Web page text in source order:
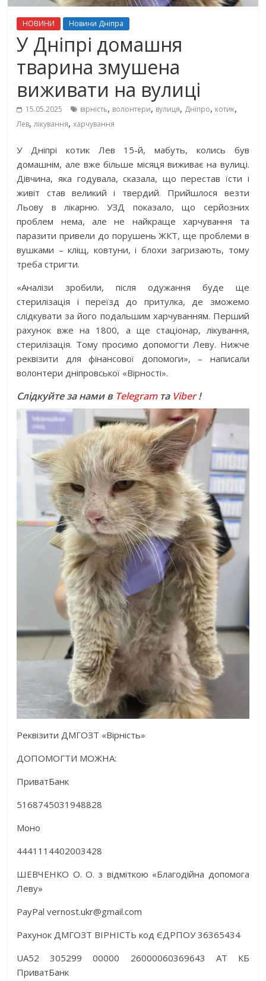
НОВИНИ Новини Дніпра
У Дніпрі домашня
тварина змушена
виживати на вулиці
15.05.2025 вірність, волонтери, вулиця, Дніпро, котик,
Лев,лікування,харчування
У Дніпрі котик Лев 15-й, мабуть, колись був
домашнім, але вже більше місяця виживає на вулиці.
Дівчина, яка годувала, сказала, що перестав їсти і
живіт став великий і твердий. Прийшлося везти
Льову в лікарню. УЗД показало, що серйозних
проблем нема, але не найкраще харчування та
паразити привели до порушень ЖКТ, ще проблеми в
вушками – кліщ, ковтуни, і блохи загризають, тому
треба стригти.
«Аналізи зробили, після одужання буде ще
стерилізація і переїзд до притулка, де зможемо
слідкувати за його подальшим харчуванням. Перший
рахунок вже на 1800, а ще стаціонар, лікування,
стерилізація. Тому просимо допомогти Леву. Нижче
реквізити для фінансової допомоги», – написали
волонтери дніпровської «Вірності».
Слідкуйте за нами в Telegramта Viber!
Реквізити ДМГОЗТ «Вірність»
ДОПОМОГТИ МОЖНА:
ПриватБанк
5168745031948828
Моно
4441114402003428
ШЕВЧЕНКО О. О. з відміткою «Благодійна допомога
Леву»
PayPal vernost.ukr@gmail.com
Рахунок ДМГОЗТ ВІРНІСТЬ код ЄДРПОУ 36365434
UA52 305299 00000 26000060369643 АТ КБ
ПриватБанк